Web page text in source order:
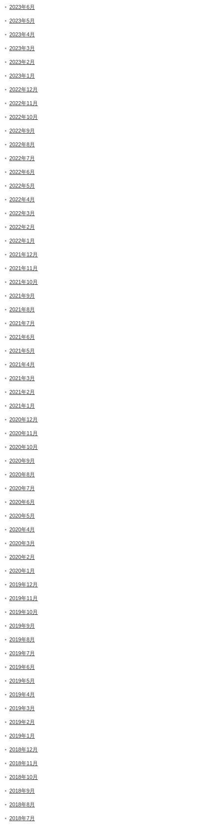
2023年6月
2023年5月
2023年4月
2023年3月
2023年2月
2023年1月
2022年12月
2022年11月
2022年10月
2022年9月
2022年8月
2022年7月
2022年6月
2022年5月
2022年4月
2022年3月
2022年2月
2022年1月
2021年12月
2021年11月
2021年10月
2021年9月
2021年8月
2021年7月
2021年6月
2021年5月
2021年4月
2021年3月
2021年2月
2021年1月
2020年12月
2020年11月
2020年10月
2020年9月
2020年8月
2020年7月
2020年6月
2020年5月
2020年4月
2020年3月
2020年2月
2020年1月
2019年12月
2019年11月
2019年10月
2019年9月
2019年8月
2019年7月
2019年6月
2019年5月
2019年4月
2019年3月
2019年2月
2019年1月
2018年12月
2018年11月
2018年10月
2018年9月
2018年8月
2018年7月